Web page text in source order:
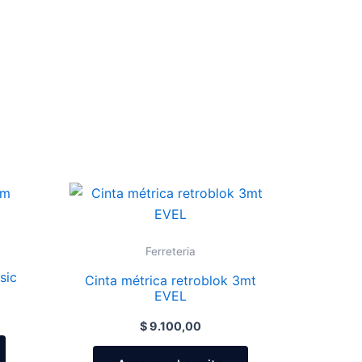
Ferreteria
Cinta métrica retroblok 3mt
EVEL
$9.100,00